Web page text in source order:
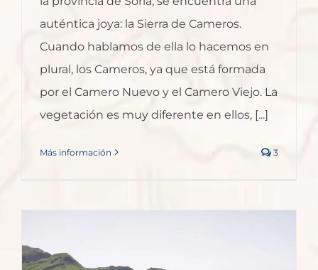
auténtica joya: la Sierra de Cameros.
Cuando hablamos de ella lo hacemos en
plural, los Cameros, ya que está formada
por el Camero Nuevo y el Camero Viejo. La
vegetación es muy diferente en ellos, [...]
Más información 3